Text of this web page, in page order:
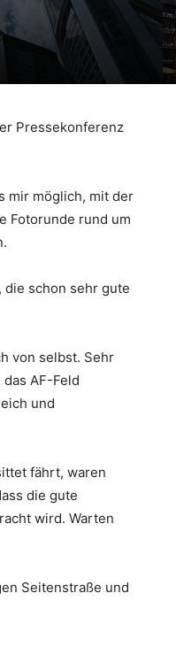
Pressekonferenz
mir möglich, mit der
Fotorunde rund um
die schon sehr gute
von selbst. Sehr
AF-Feld
und
fährt, waren
die gute
wird. Warten
Seitenstraße und